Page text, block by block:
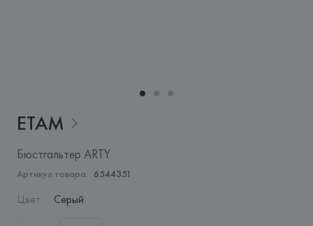
ETAM
Бюстгальтер ARTY
Артикул товара: 6544351
Цвет: Серый